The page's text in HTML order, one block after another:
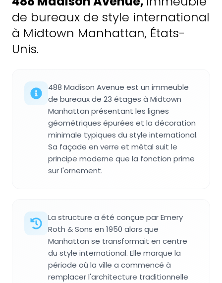
de bureaux de style international
à Midtown Manhattan, États-
Unis.
488 Madison Avenue est un immeuble
de bureaux de 23 étages à Midtown
Manhattan présentant les lignes
géométriques épurées et la décoration
minimale typiques du style international.
Sa façade en verre et métal suit le
principe moderne que la fonction prime
sur l'ornement.
La structure a été conçue par Emery
Roth & Sons en 1950 alors que
Manhattan se transformait en centre
du style international. Elle marque la
période où la ville a commencé à
remplacer l'architecture traditionnelle